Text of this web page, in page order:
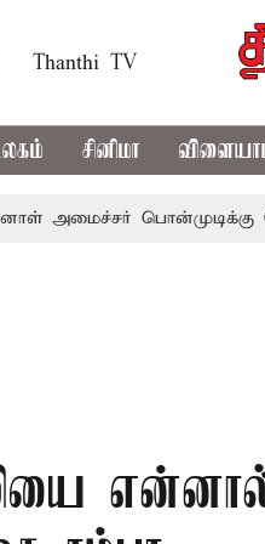
Thanthi TV
சினிமா
பொன்முடிக்கு சென்னை